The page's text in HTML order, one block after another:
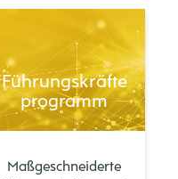
Führungskräfte
programm
Maßgeschneiderte